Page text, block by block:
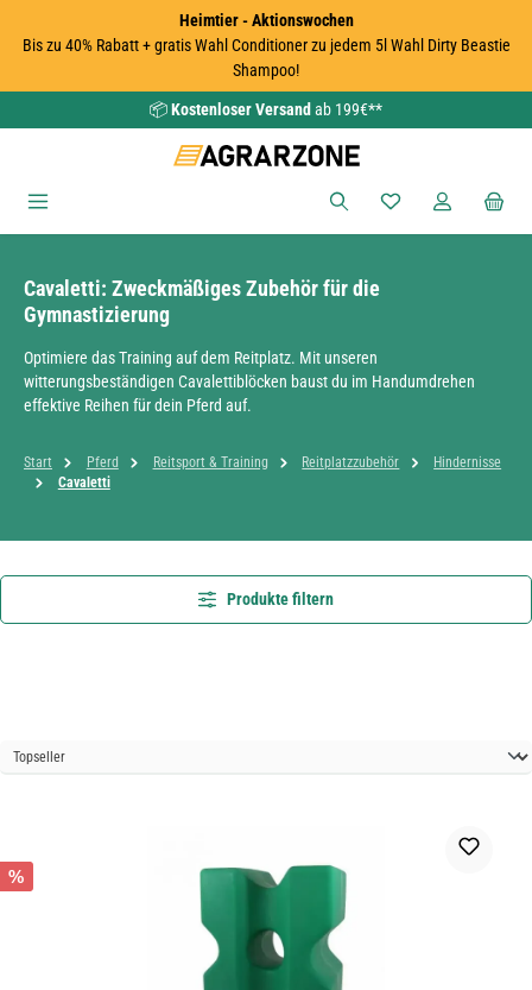
Heimtier - Aktionswochen
Bis zu 40% Rabatt + gratis Wahl Conditioner zu jedem 5l Wahl Dirty Beastie
Shampoo!
📦Kostenloser Versand ab 199€**
Du hast 0
Cavaletti: Zweckmäßiges Zubehör für die
Gymnastizierung
Optimiere das Training auf dem Reitplatz. Mit unseren
witterungsbeständigen Cavalettiblöcken baust du im Handumdrehen
effektive Reihen für dein Pferd auf.
Start Pferd Reitsport & Training Reitplatzzubehör
Hindernisse
Cavaletti
Produkte filtern
%